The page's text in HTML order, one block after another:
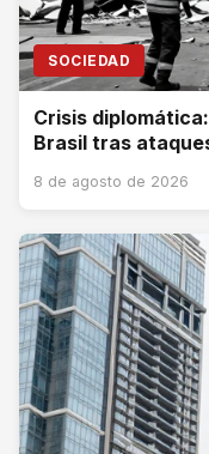
SOCIEDAD
Crisis
Brasil tras
8 de agosto de 2026